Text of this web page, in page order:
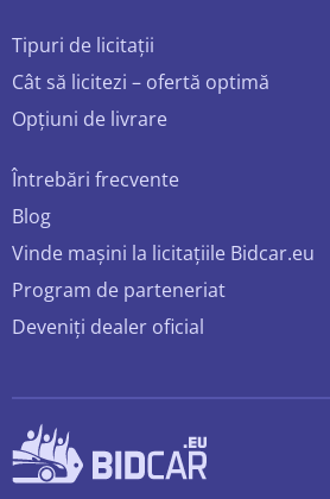
Tipuri de licitații
Cât să licitezi – ofertă optimă
Opțiuni de livrare
Întrebări frecvente
Blog
Vinde mașini la licitațiile Bidcar.eu
Program de parteneriat
Deveniți dealer oficial